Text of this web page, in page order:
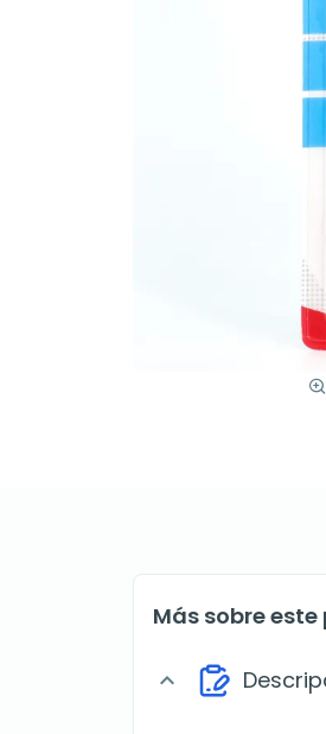
Más sobre
expand_more